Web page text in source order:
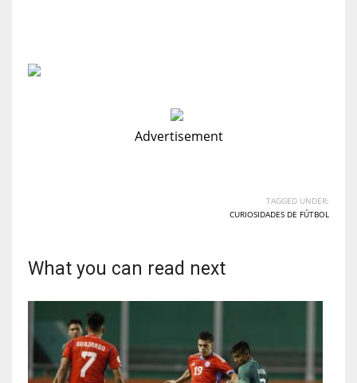
Advertisement
TAGGED UNDER:
CURIOSIDADES DE FÚTBOL
What you can read next